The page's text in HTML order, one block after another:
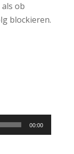
ob
blockieren.
00:00